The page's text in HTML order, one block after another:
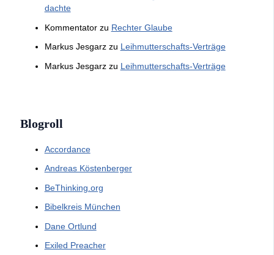
dachte
Kommentatorzu Rechter Glaube
Markus Jesgarzzu Leihmutterschafts-Verträge
Markus Jesgarzzu Leihmutterschafts-Verträge
Blogroll
Accordance
Andreas Köstenberger
BeThinking.org
Bibelkreis München
Dane Ortlund
Exiled Preacher